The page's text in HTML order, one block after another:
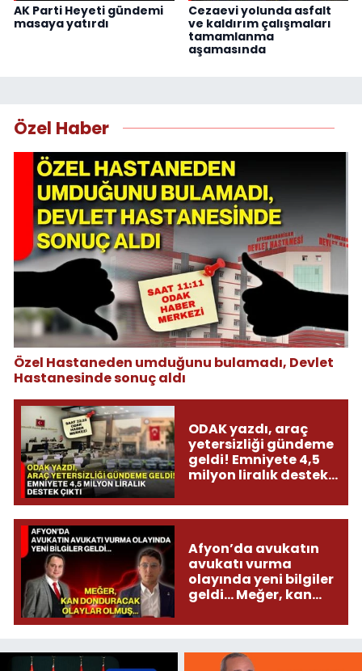
AK Parti Heyeti gündemi
masaya yatırdı
Cezaevi yolunda asfalt
ve kaldırım çalışmaları
tamamlanma
aşamasında
Özel Haber
Özel Hastaneden umduğunu bulamadı, Devlet
Hastanesinde sonuç aldı
ODAK yazdı, araç
yetersizliği gündeme
geldi! Emniyete 4,5
milyon liralık destek
Afyon’da avukatın
avukatı vurma
olayında yeni bilgiler
geldi... Meğer, kan
olmuş...